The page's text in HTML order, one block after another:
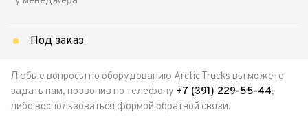
Под заказ
Любые вопросы по оборудованию Arctic Trucks вы можете
задать нам, позвонив по телефону +7 (391) 229-55-44,
либо воспользоваться формой обратной связи.